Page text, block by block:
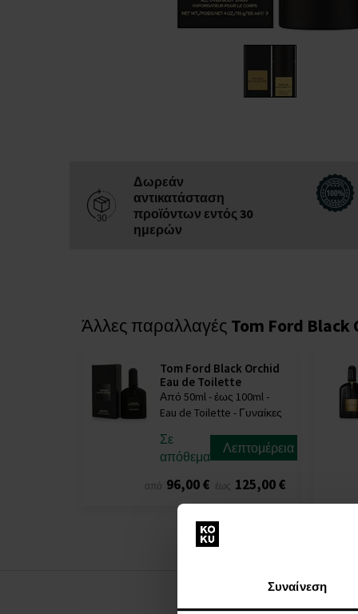
Συναίνεση
Δωρεάν
αντικατάσταση
προϊόντων εντός 30
ημερών
Άλλες παραλλαγές Tom Ford Black
Tom Ford Black Orchid
Eau de Toilette
Από 50ml - έως 100ml -
Eau de Toilette - Γυναίκες
Σε
απόθεμα
Λεπτομέρεια
από 96,00 € έως 125,00 €